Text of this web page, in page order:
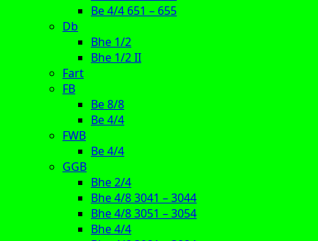
Be 4/4 651 – 655
Db
Bhe 1/2
Bhe 1/2 II
Fart
FB
Be 8/8
Be 4/4
FWB
Be 4/4
GGB
Bhe 2/4
Bhe 4/8 3041 – 3044
Bhe 4/8 3051 – 3054
Bhe 4/4